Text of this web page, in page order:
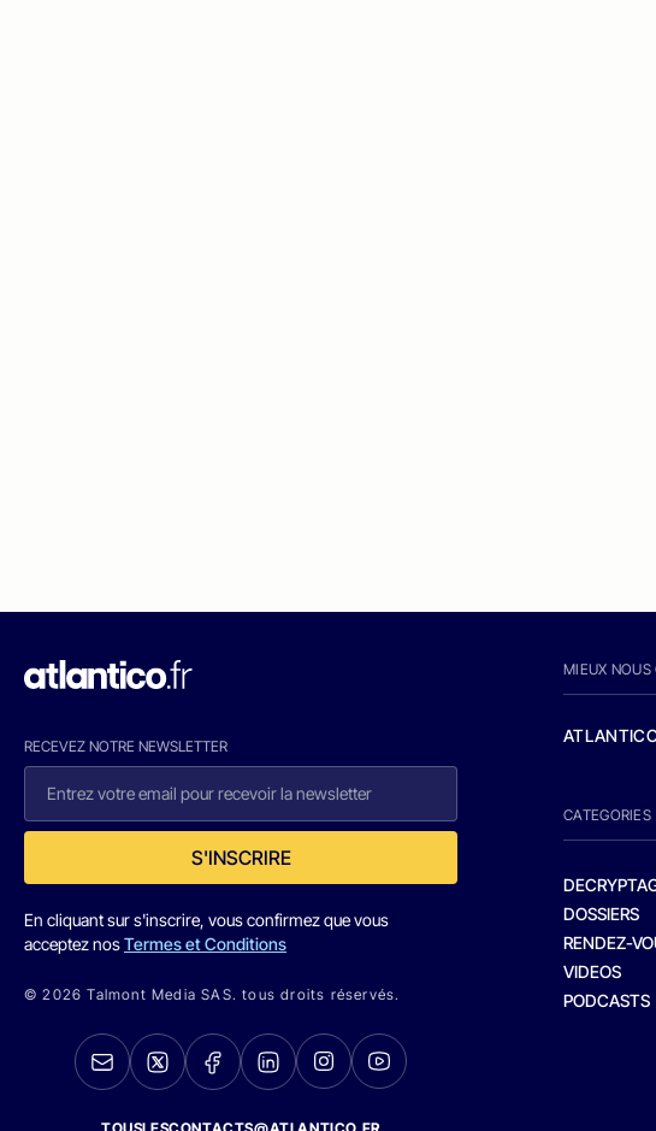
RECEVEZ NOTRE NEWSLETTER
S'INSCRIRE
En cliquant sur s'inscrire, vous confirmez que vous
acceptez nosTermes et Conditions
© 2026 Talmont Media SAS. tous droits réservés.
MIEUX NOUS
CATEGORIES
DOSSIERS
RENDEZ-
VIDEOS
PODCASTS